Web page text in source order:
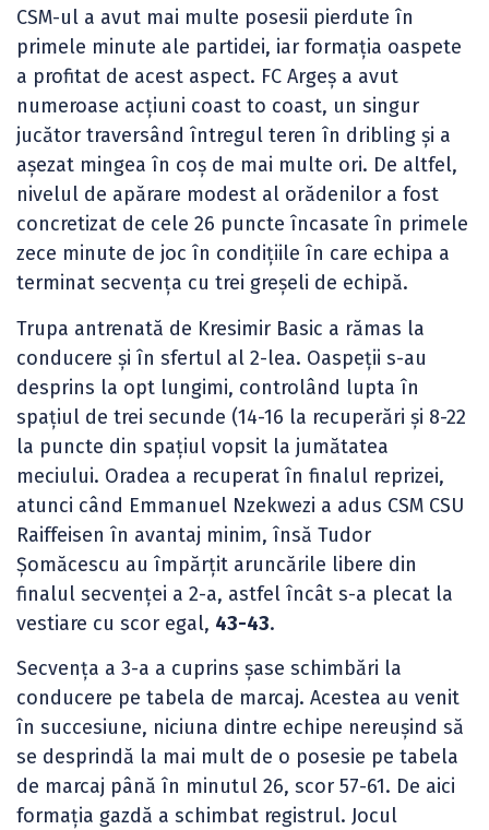
CSM-ul a avut mai multe posesii pierdute în
primele minute ale partidei, iar formația oaspete
a profitat de acest aspect. FC Argeș a avut
numeroase acțiuni coast to coast, un singur
jucător traversând întregul teren în dribling și a
așezat mingea în coș de mai multe ori. De altfel,
nivelul de apărare modest al orădenilor a fost
concretizat de cele 26 puncte încasate în primele
zece minute de joc în condițiile în care echipa a
terminat secvența cu trei greșeli de echipă.
Trupa antrenată de Kresimir Basic a rămas la
conducere și în sfertul al 2-lea. Oaspeții s-au
desprins la opt lungimi, controlând lupta în
spațiul de trei secunde (14-16 la recuperări și 8-22
la puncte din spațiul vopsit la jumătatea
meciului. Oradea a recuperat în finalul reprizei,
atunci când Emmanuel Nzekwezi a adus CSM CSU
Raiffeisen în avantaj minim, însă Tudor
Șomăcescu au împărțit aruncările libere din
finalul secvenței a 2-a, astfel încât s-a plecat la
vestiare cu scor egal, 43-43.
Secvența a 3-a a cuprins șase schimbări la
conducere pe tabela de marcaj. Acestea au venit
în succesiune, niciuna dintre echipe nereușind să
se desprindă la mai mult de o posesie pe tabela
de marcaj până în minutul 26, scor 57-61. De aici
formația gazdă a schimbat registrul. Jocul